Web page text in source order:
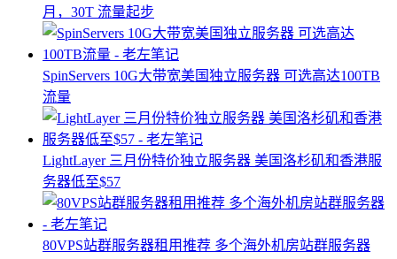
月，30T 流量起步
SpinServers 10G大带宽美国独立服务器 可选高达100TB
流量
LightLayer 三月份特价独立服务器 美国洛杉矶和香港服
务器低至$57
80VPS站群服务器租用推荐 多个海外机房站群服务器